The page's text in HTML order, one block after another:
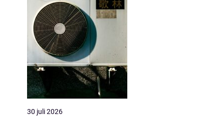
30 juli 2026